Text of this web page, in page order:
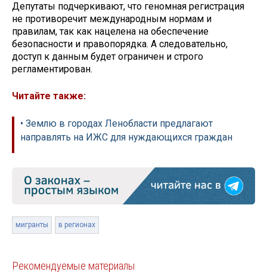
Депутаты подчеркивают, что геномная регистрация
не противоречит международным нормам и
правилам, так как нацелена на обеспечение
безопасности и правопорядка. А следовательно,
доступ к данным будет ограничен и строго
регламентирован.
Читайте также:
• Землю в городах Ленобласти предлагают
направлять на ИЖС для нуждающихся граждан
мигранты в регионах
Рекомендуемые материалы